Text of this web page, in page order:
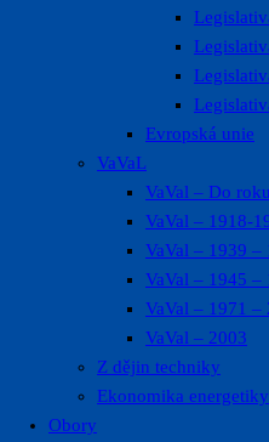
Evropská unie
VaVaL
VaVal – Do
VaVal – 1918-
VaVal – 1939 –
VaVal – 1945 –
VaVal – 1971 –
VaVal – 2003
Z dějin techniky
Ekonomika energetiky
Obory